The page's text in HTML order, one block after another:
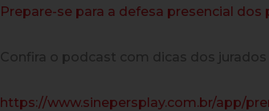
Prepare-se para a defesa presencial
Confira o podcast com dicas dos jurados
https://www.sinepersplay.com.br/app/